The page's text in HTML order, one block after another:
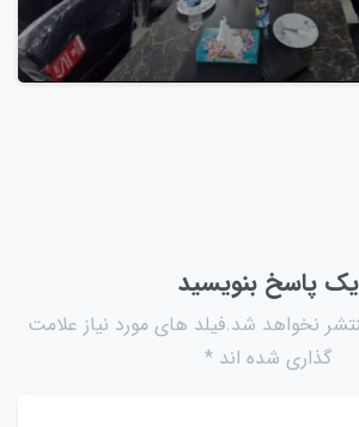
یک پاسخ بنویسید
نخواهد شد.فیلد های مورد نیاز علامت
گذاری شده اند *